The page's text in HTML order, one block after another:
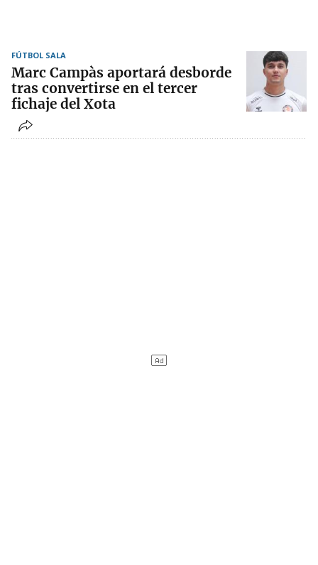
FÚTBOL SALA
Marc Campàs aportará desborde
tras convertirse en el tercer
fichaje del Xota